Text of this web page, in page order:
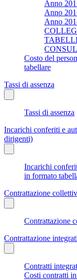
Anno
Anno
Anno
Costo del
tabellare
Tassi di assenza
Tassi di assenza
Incarichi conferiti e
dirigenti)
Incarichi
in formato
Contrattazione
Contrattazione
Contrattazione
Contratti
Costi contratti